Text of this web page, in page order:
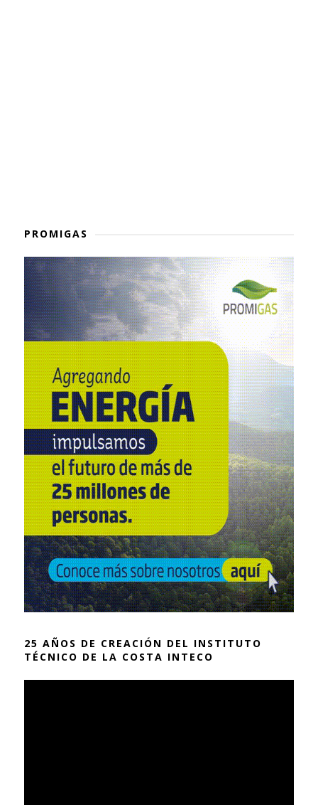
PROMIGAS
25 AÑOS DE CREACIÓN DEL INSTITUTO
TÉCNICO DE LA COSTA INTECO